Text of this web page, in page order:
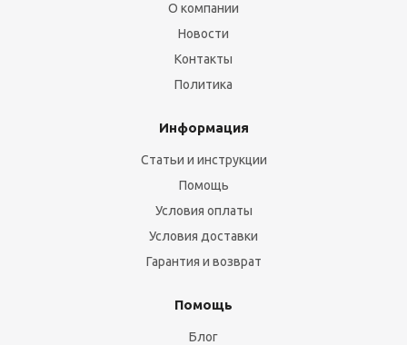
О компании
Новости
Контакты
Политика
Информация
Статьи и инструкции
Помощь
Условия оплаты
Условия доставки
Гарантия и возврат
Помощь
Блог